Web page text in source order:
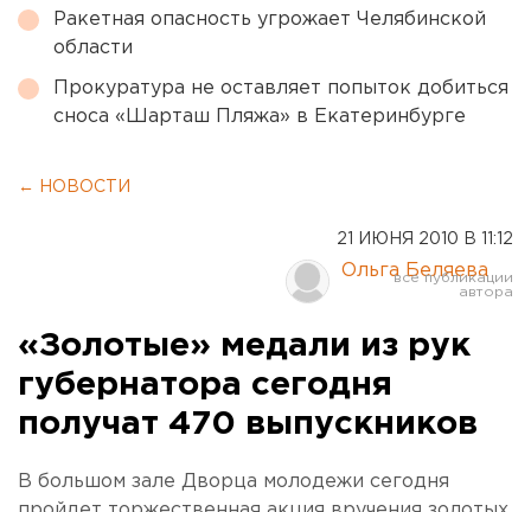
Ракетная опасность угрожает Челябинской
области
Прокуратура не оставляет попыток добиться
сноса «Шарташ Пляжа» в Екатеринбурге
← НОВОСТИ
21 ИЮНЯ 2010 В 11:12
Ольга Беляева
«Золотые» медали из рук
губернатора сегодня
получат 470 выпускников
В большом зале Дворца молодежи сегодня